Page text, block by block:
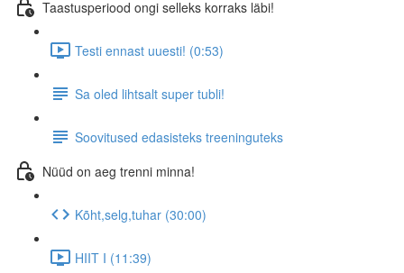
Taastusperiood ongi selleks korraks läbi!
Testi ennast uuesti! (0:53)
Sa oled lihtsalt super tubli!
Soovitused edasisteks treeninguteks
Nüüd on aeg trenni minna!
Kõht,selg,tuhar (30:00)
HIIT I (11:39)